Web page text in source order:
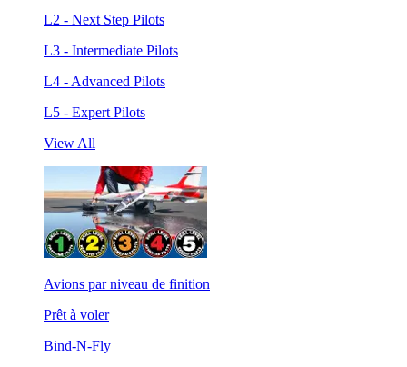
L2 - Next Step Pilots
L3 - Intermediate Pilots
L4 - Advanced Pilots
L5 - Expert Pilots
View All
Avions par niveau de finition
Prêt à voler
Bind-N-Fly